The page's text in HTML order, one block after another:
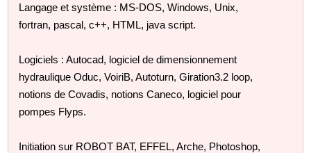
Langage et système : MS-DOS, Windows, Unix,
fortran, pascal, c++, HTML, java script.
Logiciels : Autocad, logiciel de dimensionnement
hydraulique Oduc, VoiriB, Autoturn, Giration3.2 loop,
notions de Covadis, notions Caneco, logiciel pour
pompes Flyps.
Initiation sur ROBOT BAT, EFFEL, Arche, Photoshop,